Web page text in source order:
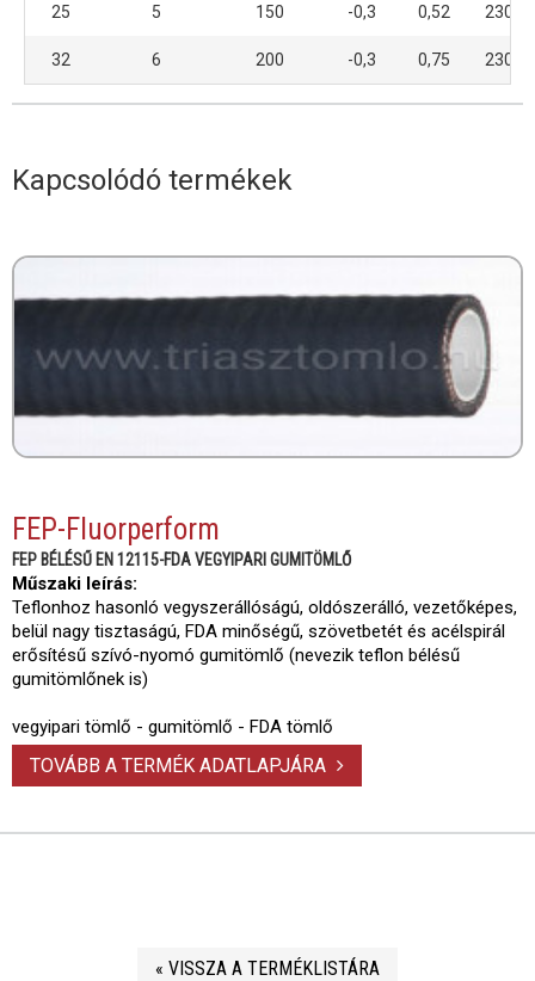
25 5 150 -0,3 0,52
32 6 200 -0,3 0,75
Kapcsolódó termékek
FEP-Fluorperform
FEP BÉLÉSŰ EN 12115-FDA VEGYIPARI GUMITÖMLŐ
Műszaki leírás:
Teflonhoz hasonló vegyszerállóságú, oldószerálló, vezetőképes,
belül nagy tisztaságú, FDA minőségű, szövetbetét és acélspirál
erősítésű szívó-nyomó gumitömlő (nevezik teflon bélésű
gumitömlőnek is)
vegyipari tömlő - gumitömlő - FDA tömlő
TOVÁBB A TERMÉK ADATLAPJÁRA
« VISSZA A TERMÉKLISTÁRA